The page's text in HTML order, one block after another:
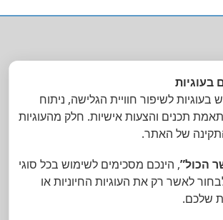
לקבל החזר
החולים | הסדר
ביטוח בי וול
שכונת המדע, רחובות
תמר לבין-שרון - עיצוב ואיור
לשיפור חוויית הגלישה, ניתוח
תכנים והצעות אישיות. חלק מהעוגיות
של האתר.
הכול”, הינכם מסכימים לשימוש בכל סוגי
לאשר רק את העוגיות החיוניות או
שלכם.